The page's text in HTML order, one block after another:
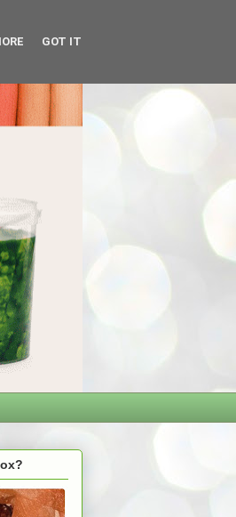
GOT IT